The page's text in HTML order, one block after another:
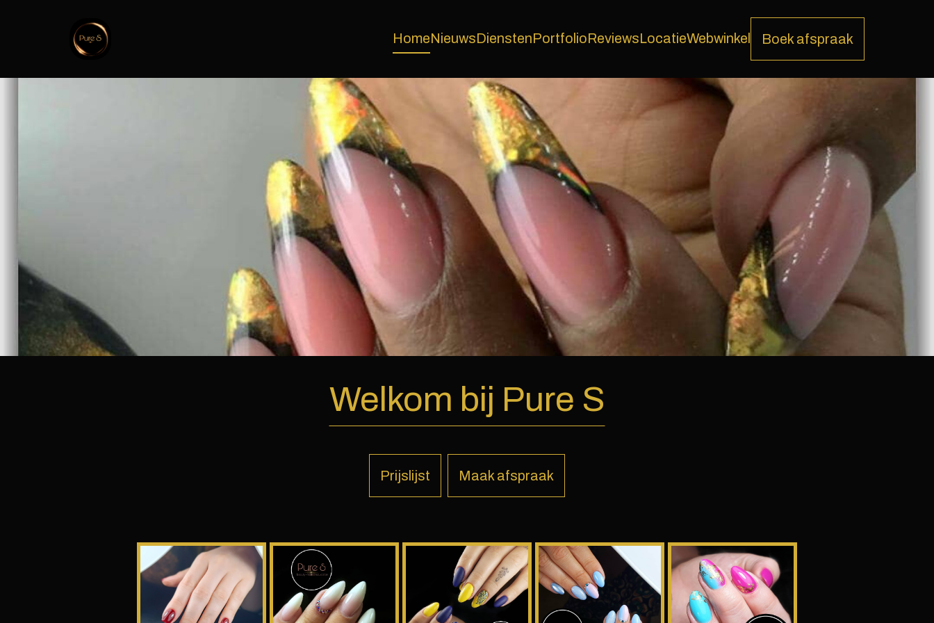
HomeNieuwsDienstenPortfolioReviewsLocatieWebwinkel Boek afspraak
Welkom bij Pure S
Prijslijst Maak afspraak